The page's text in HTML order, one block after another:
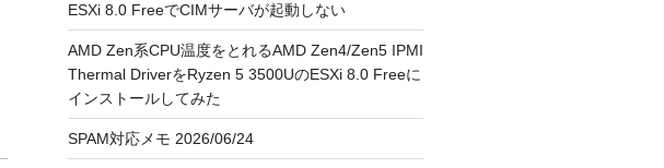
ESXi 8.0 FreeでCIMサーバが起動しない
AMD Zen系CPU温度をとれるAMD Zen4/Zen5 IPMI
Thermal DriverをRyzen 5 3500UのESXi 8.0 Freeに
インストールしてみた
SPAM対応メモ 2026/06/24